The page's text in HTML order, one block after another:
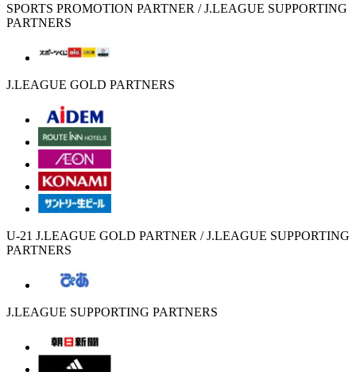
SPORTS PROMOTION PARTNER / J.LEAGUE SUPPORTING
PARTNERS
J.LEAGUE GOLD PARTNERS
U-21 J.LEAGUE GOLD PARTNER / J.LEAGUE SUPPORTING
PARTNERS
J.LEAGUE SUPPORTING PARTNERS